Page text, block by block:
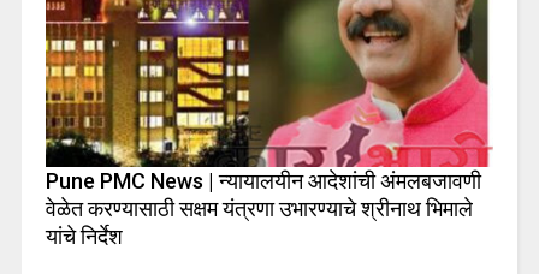
Pune PMC News | न्यायालयीन आदेशांची अंमलबजावणी
वेळेत करण्यासाठी सक्षम यंत्रणा उभारण्याचे श्रीनाथ भिमाले
यांचे निर्देश